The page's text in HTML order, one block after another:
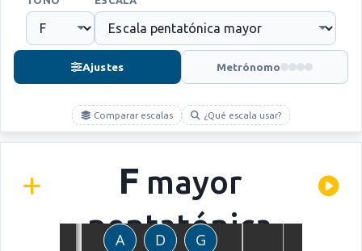
Ajustes Metrónomo
Comparar escalas ¿Qué escala usar?
F mayor
pentatónica